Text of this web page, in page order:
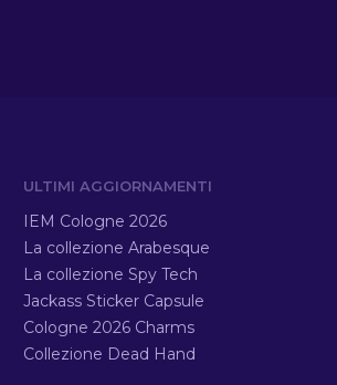
ULTIMI AGGIORNAMENTI
IEM Cologne 2026
La collezione Arabesque
La collezione Spy Tech
Jackass Sticker Capsule
Cologne 2026 Charms
Collezione Dead Hand